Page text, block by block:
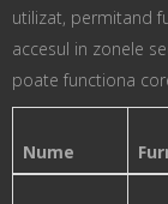
utilizat, permitand
accesul in zonele
poate functiona
Nume